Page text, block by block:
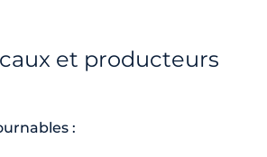
et producteurs
: